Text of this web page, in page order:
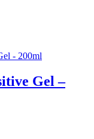
Gel –